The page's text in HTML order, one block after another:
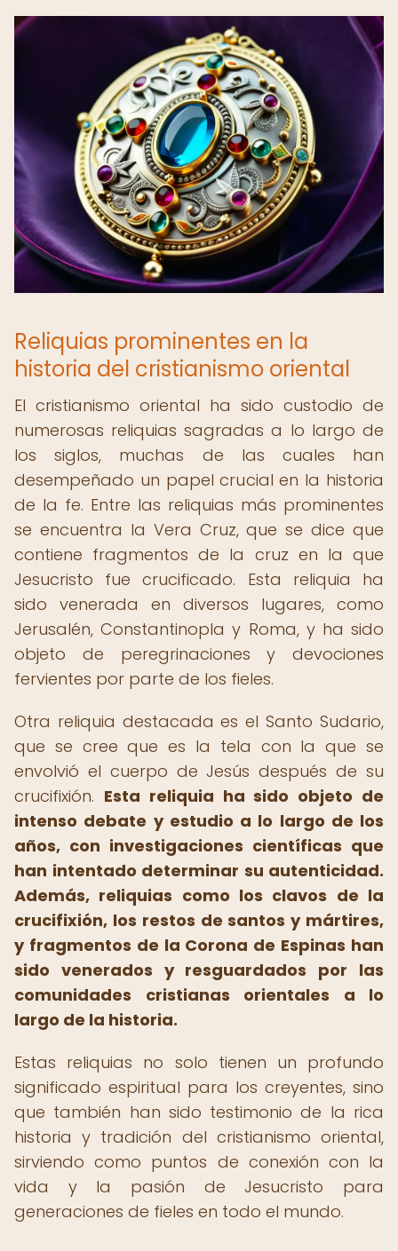
Reliquias prominentes en la
historia del cristianismo oriental
El cristianismo oriental ha sido custodio de
numerosas reliquias sagradas a lo largo de
los siglos, muchas de las cuales han
desempeñado un papel crucial en la historia
de la fe. Entre las reliquias más prominentes
se encuentra la Vera Cruz, que se dice que
contiene fragmentos de la cruz en la que
Jesucristo fue crucificado. Esta reliquia ha
sido venerada en diversos lugares, como
Jerusalén, Constantinopla y Roma, y ha sido
objeto de peregrinaciones y devociones
fervientes por parte de los fieles.
Otra reliquia destacada es el Santo Sudario,
que se cree que es la tela con la que se
envolvió el cuerpo de Jesús después de su
crucifixión. Esta reliquia ha sido objeto de
intenso debate y estudio a lo largo de los
años, con investigaciones científicas que
han intentado determinar su autenticidad.
Además, reliquias como los clavos de la
crucifixión, los restos de santos y mártires,
y fragmentos de la Corona de Espinas han
sido venerados y resguardados por las
comunidades cristianas orientales a lo
largo de la historia.
Estas reliquias no solo tienen un profundo
significado espiritual para los creyentes, sino
que también han sido testimonio de la rica
historia y tradición del cristianismo oriental,
sirviendo como puntos de conexión con la
vida y la pasión de Jesucristo para
generaciones de fieles en todo el mundo.